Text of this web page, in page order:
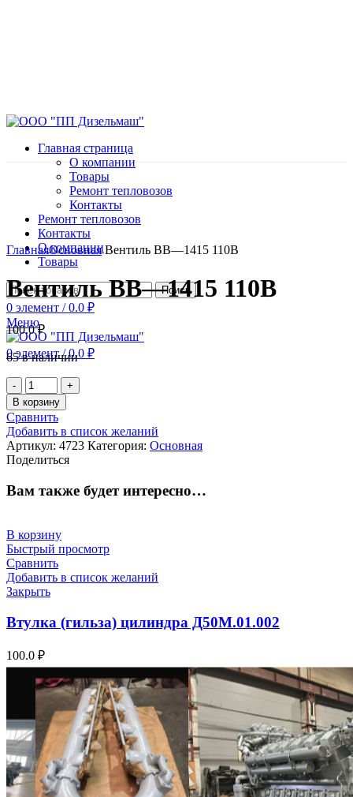
Главная страница
О компании
Товары
Ремонт тепловозов
Контакты
Ремонт тепловозов
Контакты
О компании
Товары
Поиск
0 элемент / 0.0 ₽
Меню
0элемент / 0.0 ₽
Нажмите, чтобы увеличить
ГлавнаяОсновнаяВентиль ВВ—1415 110В
Вентиль ВВ—1415 110В
100.0₽
65 в наличии
Количество
товара
Вентиль
ВВ
—
1415
110В
В корзину
Сравнить
Добавить в список желаний
Артикул: 4723 Категория: Основная
Поделиться
Вам также будет интересно…
В корзину
Быстрый просмотр
Сравнить
Добавить в список желаний
Закрыть
Втулка (гильза) цилиндра Д50М.01.002
100.0 ₽